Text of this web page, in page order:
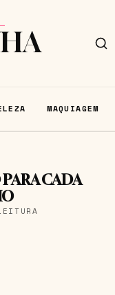
MAQUIAGEM
CADA